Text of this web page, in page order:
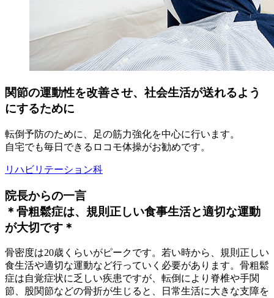
関節の運動性を改善させ、社会生活が送れるよう
にするために
転倒予防のために、足の筋力強化を中心に行います。
自宅でも毎日できるロコモ体操がお勧めです。
リハビリテーション科
院長からの一言
＊骨粗鬆症は、規則正しい食事生活と適切な運動
が大切です＊
骨密度は20歳くらいがピークです。若い時から、規則正しい
食生活や適切な運動など行っていく必要があります。骨粗鬆
症は自覚症状に乏しい疾患ですが、転倒により脊椎や手関
節、股関節などの骨折が生じると、日常生活に大きな支障を